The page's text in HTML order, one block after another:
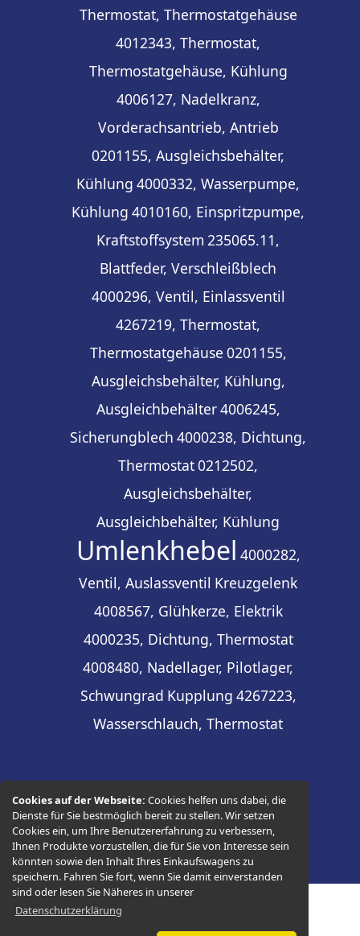
Cookies auf der Webseite:Cookies helfen uns dabei, die
Dienste für Sie bestmöglich bereit zu stellen. Wir setzen
Cookies ein, um Ihre Benutzererfahrung zu verbessern,
Ihnen Produkte vorzustellen, die für Sie von Interesse sein
könnten sowie den Inhalt Ihres Einkaufswagens zu
speichern. Fahren Sie fort, wenn Sie damit einverstanden
sind oder lesen Sie Näheres in unserer
Datenschutzerklärung
Thermostat, Thermostatgehäuse
4012343, Thermostat,
Thermostatgehäuse, Kühlung
4006127, Nadelkranz,
Vorderachsantrieb, Antrieb
0201155, Ausgleichsbehälter,
Kühlung 4000332, Wasserpumpe,
Kühlung 4010160, Einspritzpumpe,
Kraftstoffsystem 235065.11,
Blattfeder, Verschleißblech
4000296, Ventil, Einlassventil
4267219, Thermostat,
Thermostatgehäuse 0201155,
Ausgleichsbehälter, Kühlung,
Ausgleichbehälter4006245,
Sicherungblech 4000238, Dichtung,
Thermostat0212502,
Ausgleichsbehälter,
Ausgleichbehälter, Kühlung
Umlenkhebel 4000282,
Ventil, Auslassventil Kreuzgelenk
4008567, Glühkerze, Elektrik
4000235, Dichtung, Thermostat
4008480, Nadellager, Pilotlager,
Schwungrad Kupplung 4267223,
Wasserschlauch, Thermostat
© 2026 -Thüringer Ersatzteilhandel